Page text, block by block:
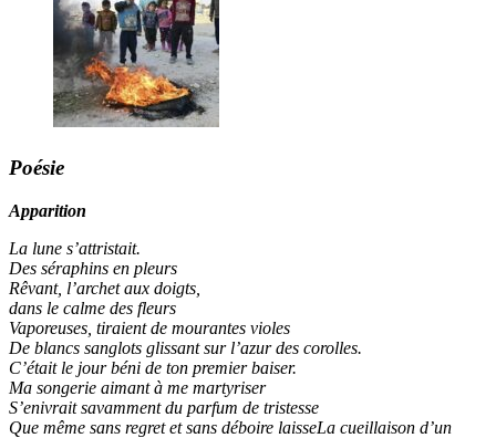
Poésie
Apparition
La lune s’attristait.
Des séraphins en pleurs
Rêvant, l’archet aux doigts,
dans le calme des fleurs
Vaporeuses, tiraient de mourantes violes
De blancs sanglots glissant sur l’azur des corolles.
C’était le jour béni de ton premier baiser.
Ma songerie aimant à me martyriser
S’enivrait savamment du parfum de tristesse
Que même sans regret et sans déboire laisseLa cueillaison d’un